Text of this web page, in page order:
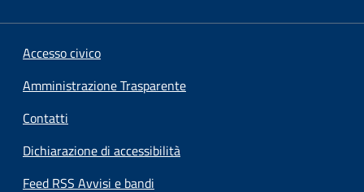
Accesso civico
Amministrazione Trasparente
Contatti
Dichiarazione di accessibilità
Feed RSS Avvisi e bandi